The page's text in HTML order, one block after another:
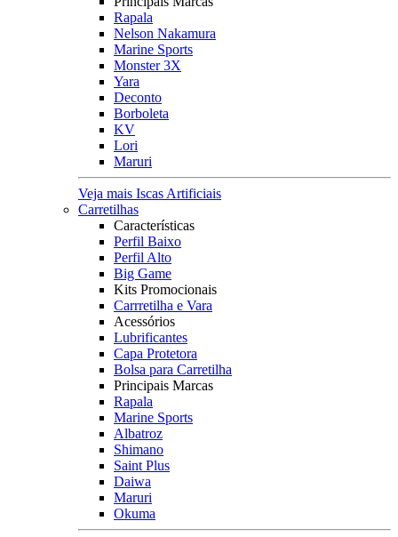
Rapala
Nelson Nakamura
Marine Sports
Monster 3X
Yara
Deconto
Borboleta
KV
Lori
Maruri
Veja mais Iscas Artificiais
Carretilhas
Características
Perfil Baixo
Perfil Alto
Big Game
Kits Promocionais
Carrretilha e Vara
Acessórios
Lubrificantes
Capa Protetora
Bolsa para Carretilha
Principais Marcas
Rapala
Marine Sports
Albatroz
Shimano
Saint Plus
Daiwa
Maruri
Okuma